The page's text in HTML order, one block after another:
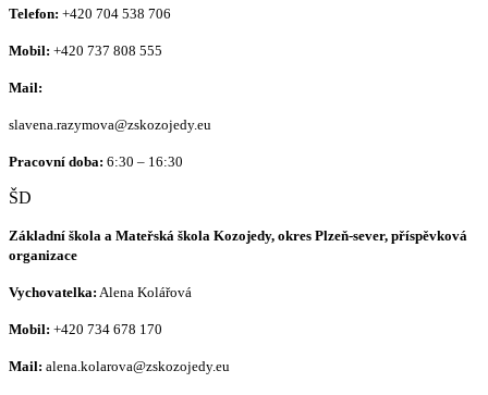
Telefon: +420 704 538 706
Mobil: +420 737 808 555
Mail:
slavena.razymova@zskozojedy.eu
Pracovní doba: 6:30 – 16:30
ŠD
Základní škola a Mateřská škola Kozojedy, okres Plzeň-sever, příspěvková
organizace
Vychovatelka: Alena Kolářová
Mobil: +420 734 678 170
Mail: alena.kolarova@zskozojedy.eu